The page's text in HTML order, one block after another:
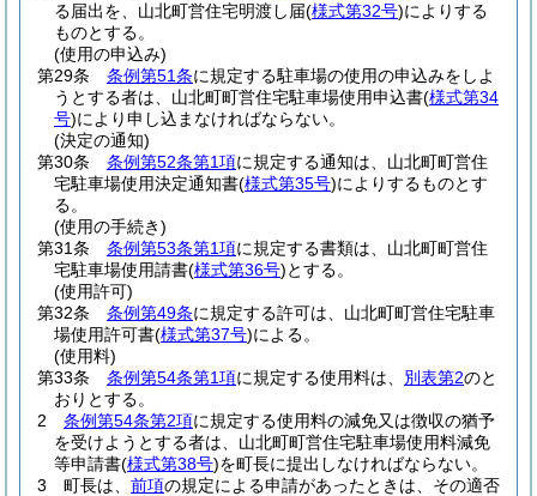
る届出を、山北町営住宅明渡し届(様式第32号)によりする
ものとする。
(使用の申込み)
第29条
条例第51条に規定する駐車場の使用の申込みをしよ
うとする者は、山北町町営住宅駐車場使用申込書(様式第34
号)により申し込まなければならない。
(決定の通知)
第30条
条例第52条第1項に規定する通知は、山北町町営住
宅駐車場使用決定通知書(様式第35号)によりするものとす
る。
(使用の手続き)
第31条
条例第53条第1項に規定する書類は、山北町町営住
宅駐車場使用請書(様式第36号)とする。
(使用許可)
第32条
条例第49条に規定する許可は、山北町町営住宅駐車
場使用許可書(様式第37号)による。
(使用料)
第33条
条例第54条第1項に規定する使用料は、 別表第2のと
おりとする。
2
条例第54条第2項に規定する使用料の減免又は徴収の猶予
を受けようとする者は、山北町町営住宅駐車場使用料減免
等申請書(様式第38号)を町長に提出しなければならない。
3
町長は、 前項の規定による申請があったときは、その適否